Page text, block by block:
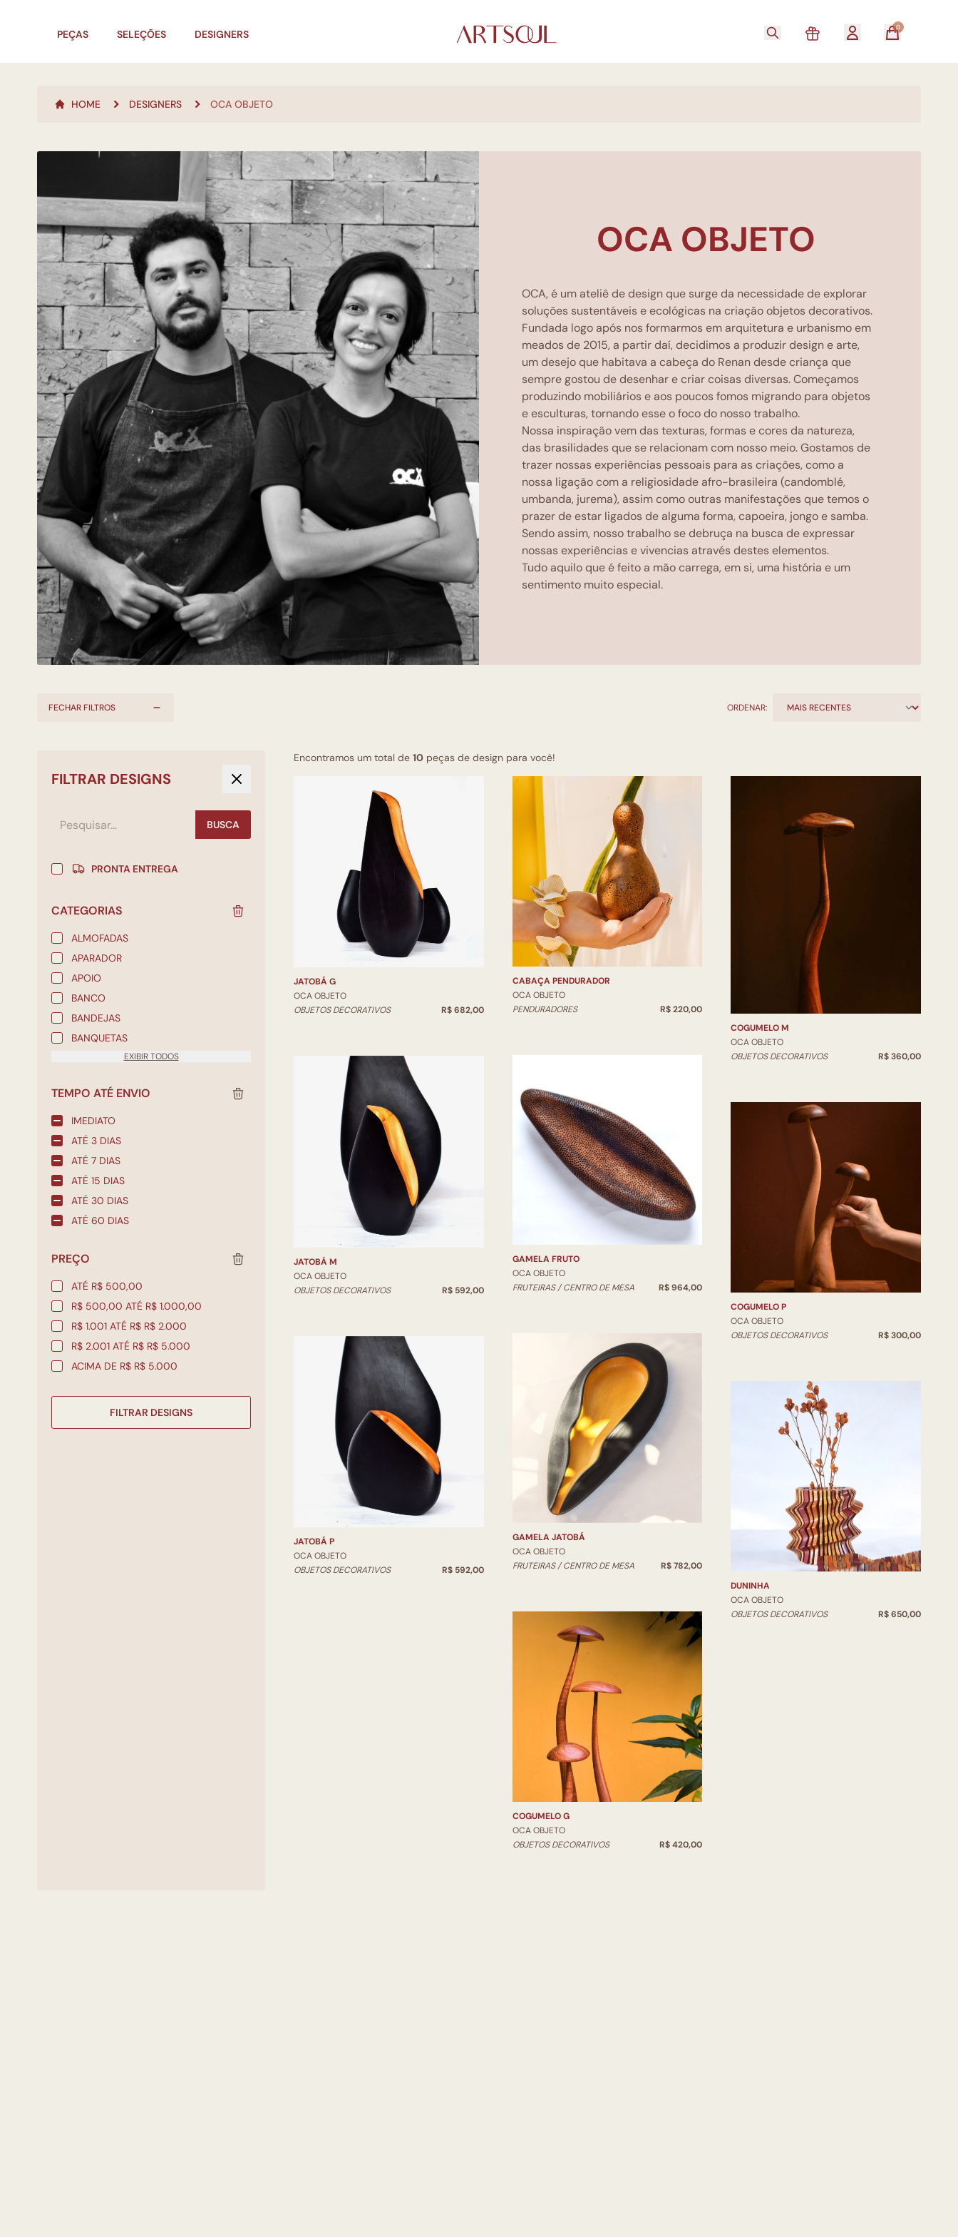
PEÇAS SELEÇÕES DESIGNERS
0
HOME DESIGNERS OCA OBJETO
OCA OBJETO
OCA, é um ateliê de design que surge da necessidade de explorar
soluções sustentáveis e ecológicas na criação objetos decorativos.
Fundada logo após nos formarmos em arquitetura e urbanismo em
meados de 2015, a partir daí, decidimos a produzir design e arte,
um desejo que habitava a cabeça do Renan desde criança que
sempre gostou de desenhar e criar coisas diversas. Começamos
produzindo mobiliários e aos poucos fomos migrando para objetos
e esculturas, tornando esse o foco do nosso trabalho.
Nossa inspiração vem das texturas, formas e cores da natureza,
das brasilidades que se relacionam com nosso meio. Gostamos de
trazer nossas experiências pessoais para as criações, como a
nossa ligação com a religiosidade afro-brasileira (candomblé,
umbanda, jurema), assim como outras manifestações que temos o
prazer de estar ligados de alguma forma, capoeira, jongo e samba.
Sendo assim, nosso trabalho se debruça na busca de expressar
nossas experiências e vivencias através destes elementos.
Tudo aquilo que é feito a mão carrega, em si, uma história e um
sentimento muito especial.
ORDENAR:
FECHAR FILTROS
FILTRAR DESIGNS
BUSCA
PRONTA ENTREGA
CATEGORIAS
ALMOFADAS
APARADOR
APOIO
BANCO
BANDEJAS
BANQUETAS
EXIBIR TODOS
TEMPO ATÉ ENVIO
IMEDIATO
ATÉ 3 DIAS
ATÉ 7 DIAS
ATÉ 15 DIAS
ATÉ 30 DIAS
ATÉ 60 DIAS
PREÇO
ATÉ R$ 500,00
R$ 500,00 ATÉ R$ 1.000,00
R$ 1.001 ATÉ R$ R$ 2.000
R$ 2.001 ATÉ R$ R$ 5.000
ACIMA DE R$ R$ 5.000
FILTRAR DESIGNS
Encontramos um total de 10 peças de design para você!
JATOBÁ G
OCA OBJETO
OBJETOS DECORATIVOS
R$ 682,00
JATOBÁ M
OCA OBJETO
OBJETOS DECORATIVOS
R$ 592,00
JATOBÁ P
OCA OBJETO
OBJETOS DECORATIVOS
R$ 592,00
CABAÇA PENDURADOR
OCA OBJETO
PENDURADORES
R$ 220,00
GAMELA FRUTO
OCA OBJETO
FRUTEIRAS / CENTRO DE MESA
R$ 964,00
GAMELA JATOBÁ
OCA OBJETO
FRUTEIRAS / CENTRO DE MESA
R$ 782,00
COGUMELO G
OCA OBJETO
OBJETOS DECORATIVOS
R$ 420,00
COGUMELO M
OCA OBJETO
OBJETOS DECORATIVOS
R$ 360,00
COGUMELO P
OCA OBJETO
OBJETOS DECORATIVOS
R$ 300,00
DUNINHA
OCA OBJETO
OBJETOS DECORATIVOS
R$ 650,00